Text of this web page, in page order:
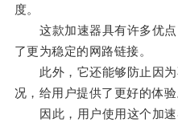
度。
这款加速器具有许多优点
了更为稳定的网路链接。
此外，它还能够防止因为
况，给用户提供了更好的体验
因此，用户使用这个加速